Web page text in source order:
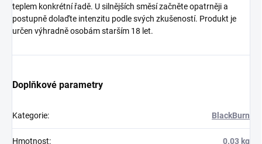
teplem konkrétní řadě. U silnějších směsí začněte opatrněji a
postupně dolaďte intenzitu podle svých zkušeností. Produkt je
určen výhradně osobám starším 18 let.
Doplňkové parametry
Kategorie: BlackBurn
Hmotnost: 0.03 kg